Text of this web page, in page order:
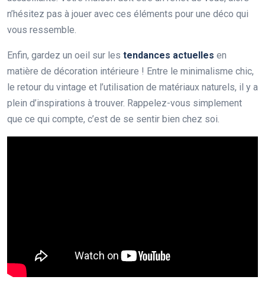
n’hésitez pas à jouer avec ces éléments pour une déco qui
vous ressemble.
Enfin, gardez un oeil sur les tendances actuelles en
matière de décoration intérieure ! Entre le minimalisme chic,
le retour du vintage et l’utilisation de matériaux naturels, il y a
plein d’inspirations à trouver. Rappelez-vous simplement
que ce qui compte, c’est de se sentir bien chez soi.